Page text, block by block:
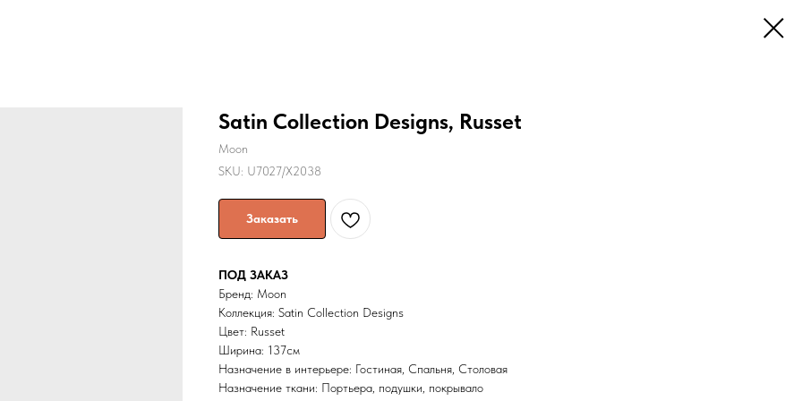
Satin Collection Designs, Russet
Moon
SKU: U7027/X2038
Заказать
ПОД ЗАКАЗ
Бренд: Moon
Коллекция: Satin Collection Designs
Цвет: Russet
Ширина: 137cм
Назначение в интерьере: Гостиная, Спальня, Столовая
Назначение ткани: Портьера, подушки, покрывало